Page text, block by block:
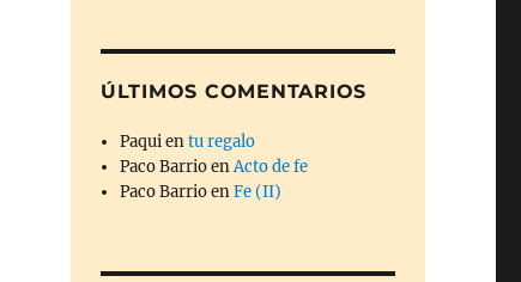
ÚLTIMOS COMENTARIOS
Paquientu regalo
Paco BarrioenActo de fe
Paco BarrioenFe (II)